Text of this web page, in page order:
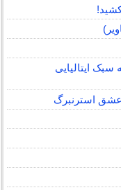
ایتالیایی
استرنبرگ